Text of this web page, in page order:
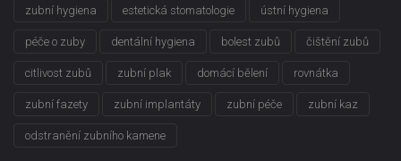
zubní hygiena estetická stomatologie ústní hygiena
péče o zuby dentální hygiena bolest zubů čištění zubů
citlivost zubů zubní plak domácí bělení rovnátka
zubní fazety zubní implantáty zubní péče zubní kaz
odstranění zubního kamene